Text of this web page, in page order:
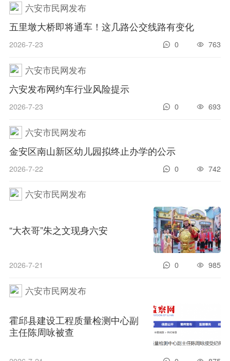
六安市民网发布
五里墩大桥即将通车！这几路公交线路有变化
2026-7-23 763
0
六安市民网发布
六安发布网约车行业风险提示
2026-7-23 693
0
六安市民网发布
金安区南山新区幼儿园拟终止办学的公示
2026-7-22 742
0
六安市民网发布
“大衣哥”朱之文现身六安
2026-7-21 985
0
六安市民网发布
霍邱县建设工程质量检测中心副
主任陈周咏被查